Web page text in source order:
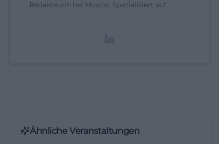
Redakteurin bei Moxios. Spezialisiert auf
Ähnliche Veranstaltungen